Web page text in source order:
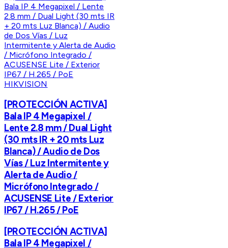
HIKVISION
[PROTECCIÓN ACTIVA]
Bala IP 4 Megapixel /
Lente 2.8 mm / Dual Light
(30 mts IR + 20 mts Luz
Blanca) / Audio de Dos
Vías / Luz Intermitente y
Alerta de Audio /
Micrófono Integrado /
ACUSENSE Lite / Exterior
IP67 / H.265 / PoE
[PROTECCIÓN ACTIVA]
Bala IP 4 Megapixel /